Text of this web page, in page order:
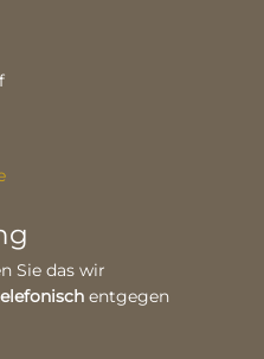
Sie das wir
entgegen